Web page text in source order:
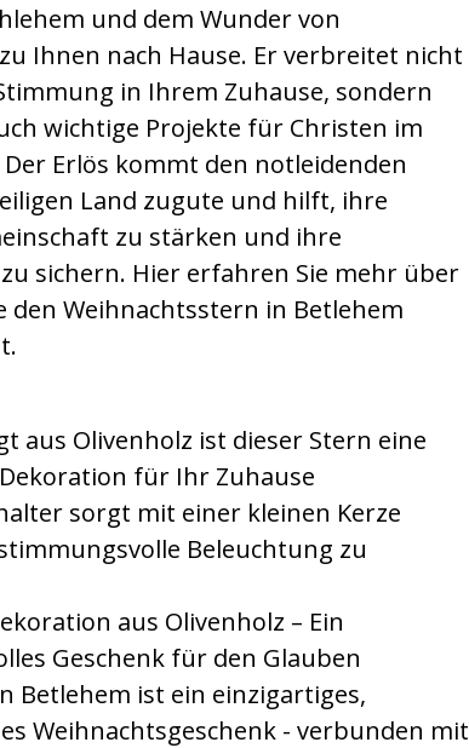
und dem Wunder von
Ihnen nach Hause. Er verbreitet nicht
in Ihrem Zuhause, sondern
wichtige Projekte für Christen im
Erlös kommt den notleidenden
Land zugute und hilft, ihre
zu stärken und ihre
sichern. Hier erfahren Sie mehr über
den Weihnachtsstern in Betlehem
aus Olivenholz ist dieser Stern eine
für Ihr Zuhause
sorgt mit einer kleinen Kerze
Beleuchtung zu
aus Olivenholz – Ein
Geschenk für den Glauben
Betlehem ist ein einzigartiges,
Weihnachtsgeschenk - verbunden mit